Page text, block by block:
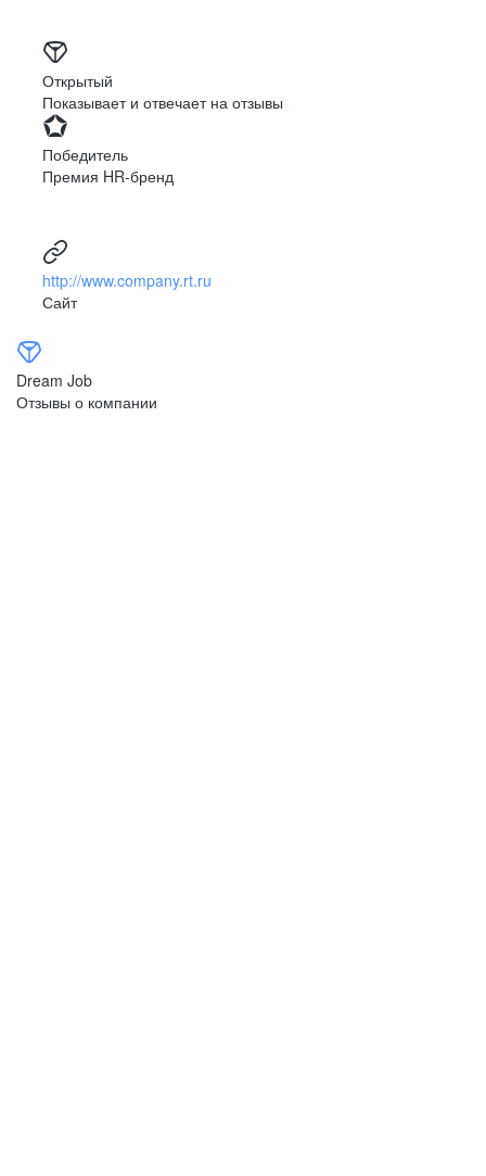
Открытый
Показывает и отвечает на отзывы
Победитель
Премия HR-бренд
http://www.company.rt.ru
Сайт
Dream Job
Отзывы о компании